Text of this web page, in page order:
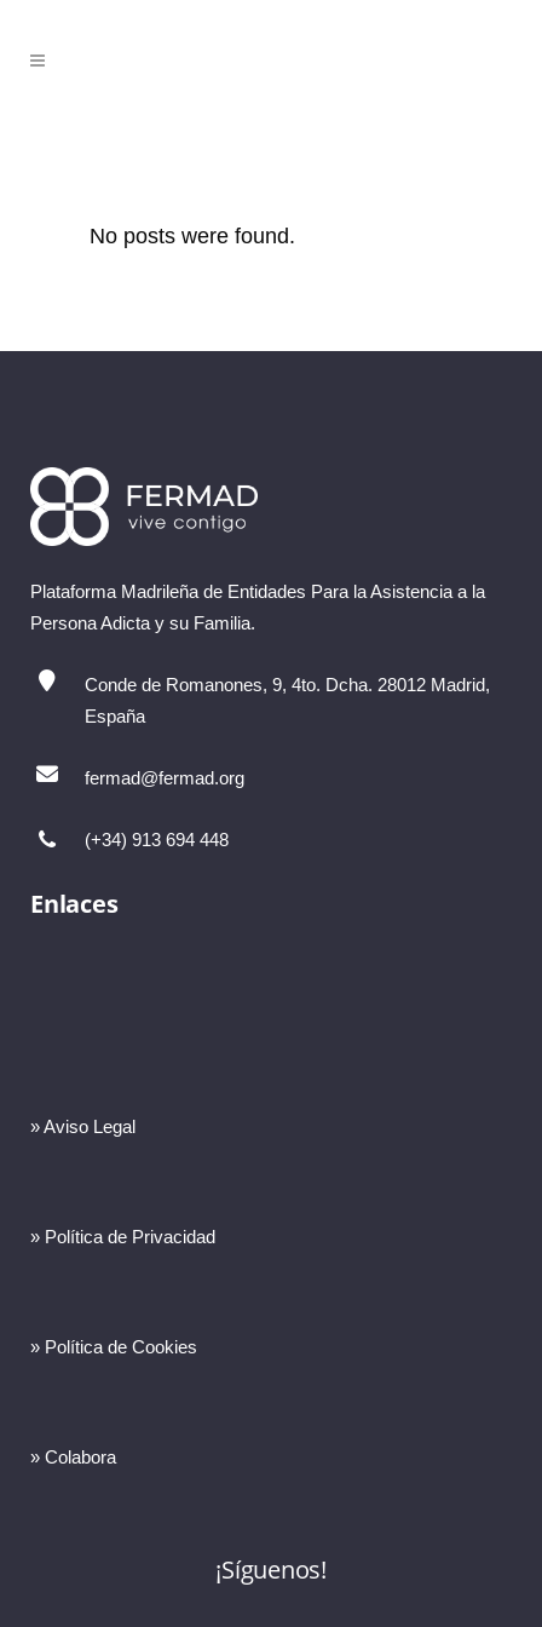
No posts were found.
Plataforma Madrileña de Entidades Para la Asistencia a la
Persona Adicta y su Familia.
Conde de Romanones, 9, 4to. Dcha. 28012 Madrid,
España
fermad@fermad.org
(+34) 913 694 448
Enlaces
» Aviso Legal
» Política de Privacidad
» Política de Cookies
» Colabora
¡Síguenos!